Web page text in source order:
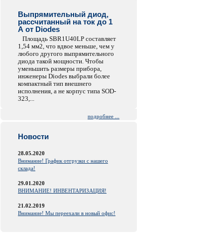
Выпрямительный диод,
рассчитанный на ток до 1
А от Diodes
Площадь SBR1U40LP составляет
1,54 мм2, что вдвое меньше, чем у
любого другого выпрямительного
диода такой мощности. Чтобы
уменьшить размеры прибора,
инженеры Diodes выбрали более
компактный тип внешнего
исполнения, а не корпус типа SOD-
323,...
подробнее ...
Новости
28.05.2020
Внимание! График отгрузки с нашего
склада!
29.01.2020
ВНИМАНИЕ! ИНВЕНТАРИЗАЦИЯ!
21.02.2019
Внимание! Мы переехали в новый офис!